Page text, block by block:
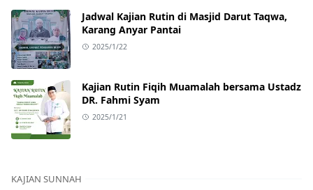
Jadwal Kajian Rutin di Masjid Darut Taqwa,
Karang Anyar Pantai
2025/1/22
Kajian Rutin Fiqih Muamalah bersama Ustadz
DR. Fahmi Syam
2025/1/21
KAJIAN SUNNAH